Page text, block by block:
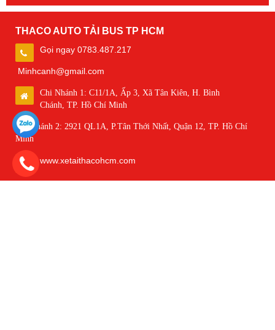
THACO AUTO TẢI BUS TP HCM
Gọi ngay 0783.487.217
Minhcanh@gmail.com
Chi Nhánh 1: C11/1A, Ấp 3, Xã Tân Kiên, H. Bình
Chánh, TP. Hồ Chí Minh
Chi Nhánh 2: 2921 QL1A, P.Tân Thới Nhất, Quận 12, TP. Hồ Chí
Minh
www.xetaithacohcm.com